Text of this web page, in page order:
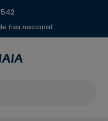
fixa nacional